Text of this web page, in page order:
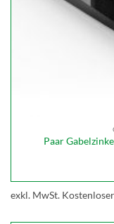
Paar
exkl. MwSt.